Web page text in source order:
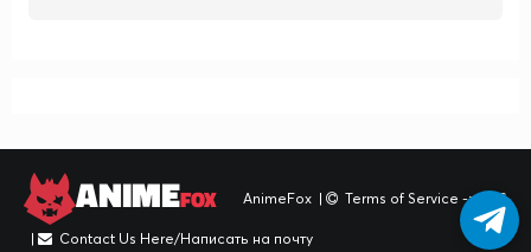
ANIMEFOX AnimeFox | Terms of Service -> TOS
| Contact Us Here/Написать на почту